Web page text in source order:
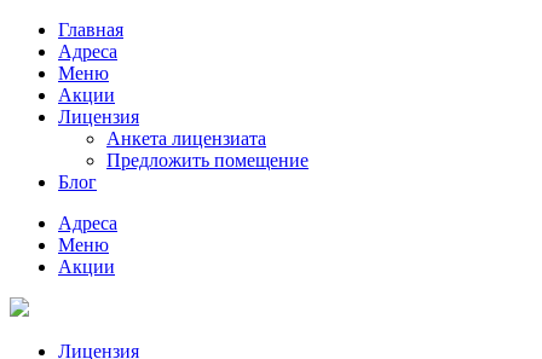
Главная
Адреса
Меню
Акции
Лицензия
Анкета лицензиата
Предложить помещение
Блог
Адреса
Меню
Акции
Лицензия